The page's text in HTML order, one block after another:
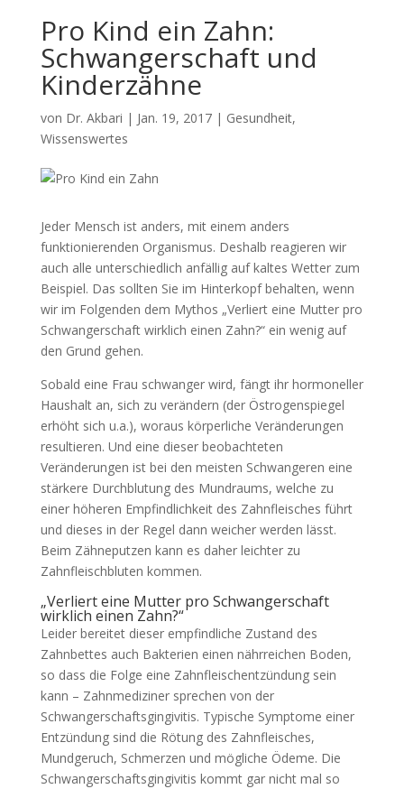
Pro Kind ein Zahn:
Schwangerschaft und
Kinderzähne
von Dr. Akbari | Jan. 19, 2017| Gesundheit,
Wissenswertes
Jeder Mensch ist anders, mit einem anders
funktionierenden Organismus. Deshalb reagieren wir
auch alle unterschiedlich anfällig auf kaltes Wetter zum
Beispiel. Das sollten Sie im Hinterkopf behalten, wenn
wir im Folgenden dem Mythos „Verliert eine Mutter pro
Schwangerschaft wirklich einen Zahn?“ ein wenig auf
den Grund gehen.
Sobald eine Frau schwanger wird, fängt ihr hormoneller
Haushalt an, sich zu verändern (der Östrogenspiegel
erhöht sich u.a.), woraus körperliche Veränderungen
resultieren. Und eine dieser beobachteten
Veränderungen ist bei den meisten Schwangeren eine
stärkere Durchblutung des Mundraums, welche zu
einer höheren Empfindlichkeit des Zahnfleisches führt
und dieses in der Regel dann weicher werden lässt.
Beim Zähneputzen kann es daher leichter zu
Zahnfleischbluten kommen.
„Verliert eine Mutter pro Schwangerschaft
wirklich einen Zahn?“
Leider bereitet dieser empfindliche Zustand des
Zahnbettes auch Bakterien einen nährreichen Boden,
so dass die Folge eine Zahnfleischentzündung sein
kann – Zahnmediziner sprechen von der
Schwangerschaftsgingivitis. Typische Symptome einer
Entzündung sind die Rötung des Zahnfleisches,
Mundgeruch, Schmerzen und mögliche Ödeme. Die
Schwangerschaftsgingivitis kommt gar nicht mal so